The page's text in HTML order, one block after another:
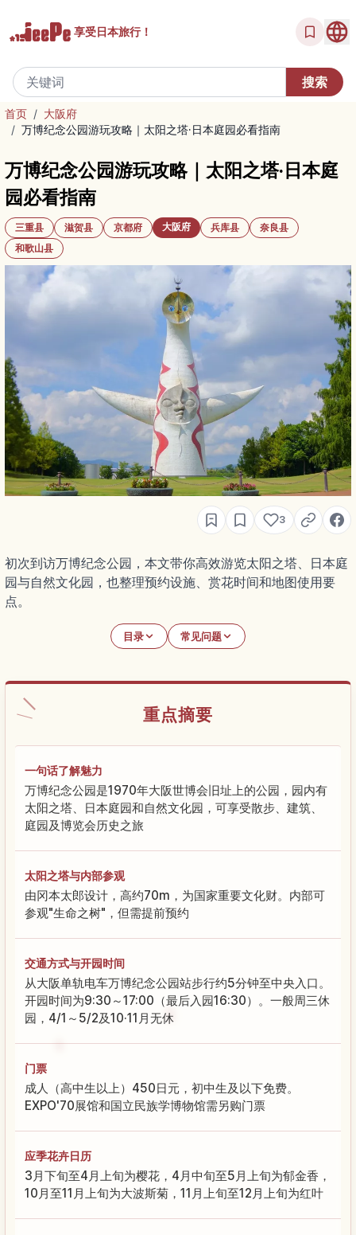
享受日本旅行！
首页 / 大阪府
/ 万博纪念公园游玩攻略｜太阳之塔·日本庭园必看指南
万博纪念公园游玩攻略｜太阳之塔·日本庭
园必看指南
三重县 滋贺县 京都府 大阪府 兵库县
奈良县
和歌山县
3
初次到访万博纪念公园，本文带你高效游览太阳之塔、日本庭
园与自然文化园，也整理预约设施、赏花时间和地图使用要
点。
目录 常见问题
重点摘要
一句话了解魅力
万博纪念公园是1970年大阪世博会旧址上的公园，园内有
太阳之塔、日本庭园和自然文化园，可享受散步、建筑、
庭园及博览会历史之旅
太阳之塔与内部参观
由冈本太郎设计，高约70m，为国家重要文化财。内部可
参观"生命之树"，但需提前预约
交通方式与开园时间
从大阪单轨电车万博纪念公园站步行约5分钟至中央入口。
开园时间为9:30～17:00（最后入园16:30）。一般周三休
园，4/1～5/2及10·11月无休
门票
成人（高中生以上）450日元，初中生及以下免费。
EXPO'70展馆和国立民族学博物馆需另购门票
应季花卉日历
3月下旬至4月上旬为樱花，4月中旬至5月上旬为郁金香，
10月至11月上旬为大波斯菊，11月上旬至12月上旬为红叶